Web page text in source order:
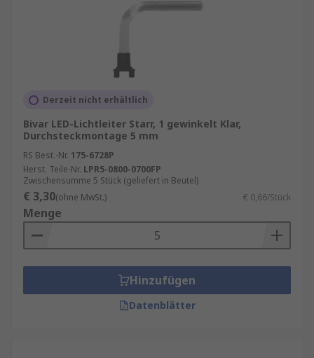
Derzeit nicht erhältlich
Bivar LED-Lichtleiter Starr, 1 gewinkelt Klar,
Durchsteckmontage 5 mm
RS Best.-Nr. 175-6728P
Herst. Teile-Nr. LPR5-0800-0700FP
Zwischensumme 5 Stück (geliefert in Beutel)
€ 3,30(ohne MwSt.) € 0,66/Stück
Menge
Hinzufügen
Datenblätter